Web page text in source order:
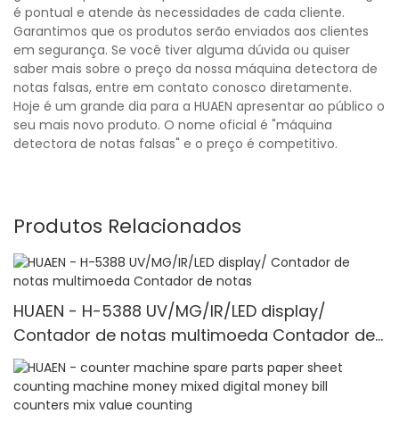
é pontual e atende às necessidades de cada cliente.
Garantimos que os produtos serão enviados aos clientes
em segurança. Se você tiver alguma dúvida ou quiser
saber mais sobre o preço da nossa máquina detectora de
notas falsas, entre em contato conosco diretamente.
Hoje é um grande dia para a HUAEN apresentar ao público o
seu mais novo produto. O nome oficial é "máquina
detectora de notas falsas" e o preço é competitivo.
Produtos Relacionados
HUAEN - H-5388 UV/MG/IR/LED display/
Contador de notas multimoeda Contador de
notas